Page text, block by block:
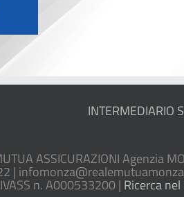
INTERMEDIARIO
ASSICURAZIONI Agenzia
|
n. A000533200 | Ricerca nel